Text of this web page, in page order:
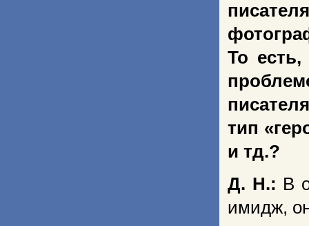
То
тип
и тд.?
Д. Н.: В
имидж,